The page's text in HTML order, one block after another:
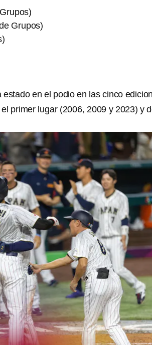
Grupos)
en el podio en las cinco
primer lugar (2006, 2009 y 2023) y